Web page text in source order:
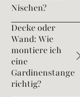
Nischen?
Decke oder
Wand: Wie
montiere ich
eine
Gardinenstange
richtig?